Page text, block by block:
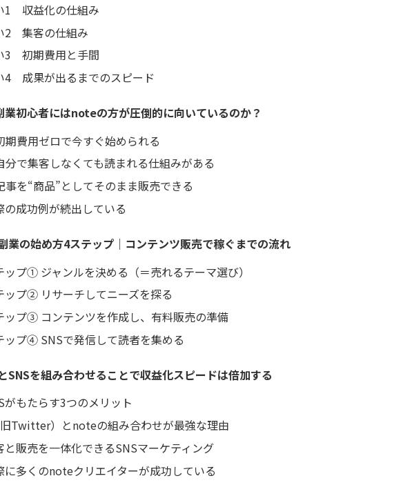
1 収益化の仕組み
2 集客の仕組み
3 初期費用と手間
4 成果が出るまでのスピード
業初心者にはnoteの方が圧倒的に向いているのか？
期費用ゼロで今すぐ始められる
分で集客しなくても読まれる仕組みがある
事を“商品”としてそのまま販売できる
の成功例が続出している
業の始め方4ステップ｜コンテンツ販売で稼ぐまでの流れ
ップ① ジャンルを決める（＝売れるテーマ選び）
ップ② リサーチしてニーズを探る
ップ③ コンテンツを作成し、有料販売の準備
ップ④ SNSで発信して読者を集める
SNSを組み合わせることで収益化スピードは倍加する
がもたらす3つのメリット
Twitter）とnoteの組み合わせが最強な理由
と販売を一体化できるSNSマーケティング
に多くのnoteクリエイターが成功している